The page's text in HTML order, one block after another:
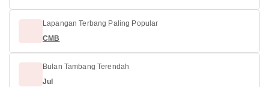
Lapangan Terbang Paling Popular
CMB
Bulan Tambang Terendah
Jul